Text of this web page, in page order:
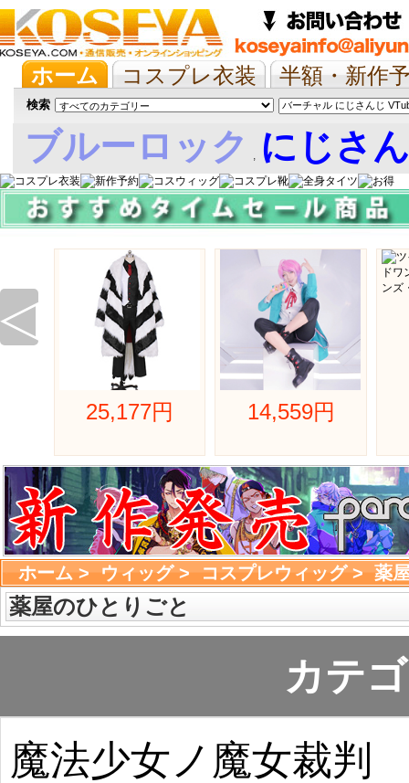
ホーム コスプレ衣装
半額・新作
抱き枕/布団/シーツ
ツイステ ウマ
検索
ブルーロック , にじさ
娘
◁
25,177円 14,559円
ホーム> ウィッグ> コスプレウィッグ> 薬
薬屋のひとりごと
カテ
魔法少女ノ魔女裁判